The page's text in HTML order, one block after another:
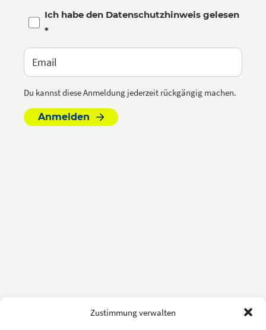
Zustimmung verwalten
Ich habe den Datenschutzhinweis gelesen
*
Du kannst diese Anmeldung jederzeit rückgängig machen.
Anmelden